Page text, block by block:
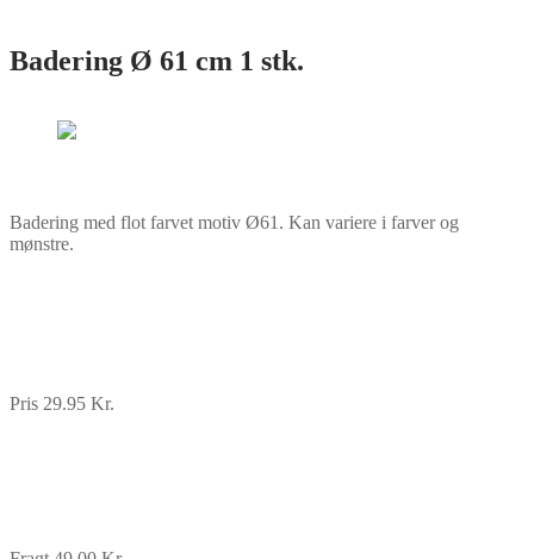
Badering Ø 61 cm 1 stk.
Badering med flot farvet motiv Ø61. Kan variere i farver og
mønstre.
Pris 29.95 Kr.